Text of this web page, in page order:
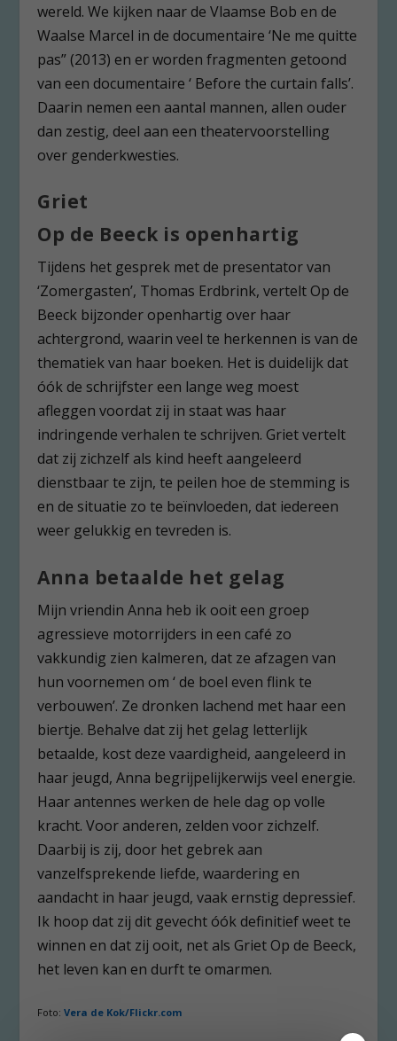
wereld. We kijken naar de Vlaamse Bob en de
Waalse Marcel in de documentaire ‘Ne me quitte
pas” (2013) en er worden fragmenten getoond
van een documentaire ‘ Before the curtain falls’.
Daarin nemen een aantal mannen, allen ouder
dan zestig, deel aan een theatervoorstelling
over genderkwesties.
Griet
Op de Beeck is openhartig
Tijdens het gesprek met de presentator van
‘Zomergasten’, Thomas Erdbrink, vertelt Op de
Beeck bijzonder openhartig over haar
achtergrond, waarin veel te herkennen is van de
thematiek van haar boeken. Het is duidelijk dat
óók de schrijfster een lange weg moest
afleggen voordat zij in staat was haar
indringende verhalen te schrijven. Griet vertelt
dat zij zichzelf als kind heeft aangeleerd
dienstbaar te zijn, te peilen hoe de stemming is
en de situatie zo te beïnvloeden, dat iedereen
weer gelukkig en tevreden is.
Anna betaalde het gelag
Mijn vriendin Anna heb ik ooit een groep
agressieve motorrijders in een café zo
vakkundig zien kalmeren, dat ze afzagen van
hun voornemen om ‘ de boel even flink te
verbouwen’. Ze dronken lachend met haar een
biertje. Behalve dat zij het gelag letterlijk
betaalde, kost deze vaardigheid, aangeleerd in
haar jeugd, Anna begrijpelijkerwijs veel energie.
Haar antennes werken de hele dag op volle
kracht. Voor anderen, zelden voor zichzelf.
Daarbij is zij, door het gebrek aan
vanzelfsprekende liefde, waardering en
aandacht in haar jeugd, vaak ernstig depressief.
Ik hoop dat zij dit gevecht óók definitief weet te
winnen en dat zij ooit, net als Griet Op de Beeck,
het leven kan en durft te omarmen.
Foto:Vera de Kok/Flickr.com